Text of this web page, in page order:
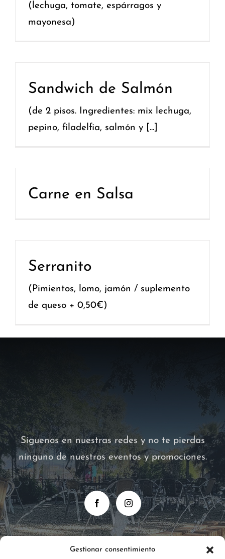
Gestionar consentimiento
(lechuga, tomate, espárragos y
mayonesa)
Sandwich de Salmón
(de 2 pisos. Ingredientes: mix lechuga,
pepino, filadelfia, salmón y [...]
Carne en Salsa
Serranito
(Pimientos, lomo, jamón / suplemento
de queso + 0,50€)
Síguenos en nuestras redes y no te pierdas
ninguno de nuestros eventos y promociones.